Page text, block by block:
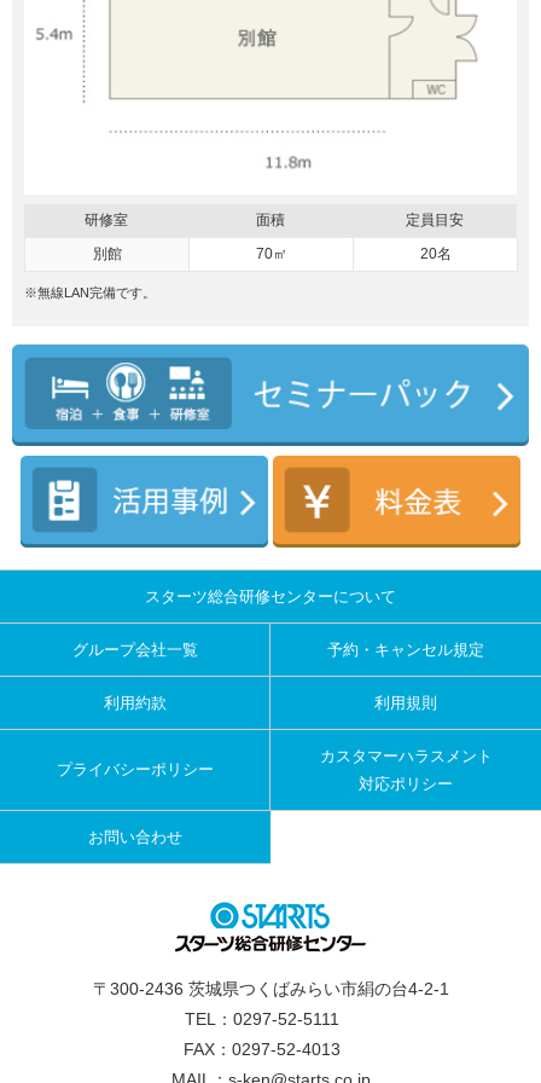
研修室 面積
定員目安
別館
70㎡ 20名
※無線LAN完備です。
スターツ総合研修センターについて
グループ会社一覧 予約・キャンセル規定
利用約款 利用規則
プライバシーポリシー
カスタマーハラスメント
対応ポリシー
お問い合わせ
〒300-2436 茨城県つくばみらい市絹の台4-2-1
TEL：0297-52-5111
FAX：0297-52-4013